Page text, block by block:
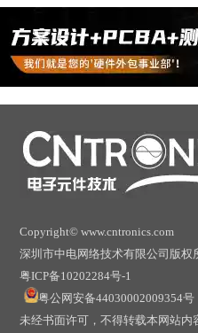
Copyright© www.cntronics.com
深圳市中电网络技术有限公司版权
粤ICP备10202284号-1
粤公网安备44030002009354号
未经书面许可，不得转载本网站内